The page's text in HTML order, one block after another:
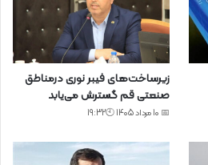
زیرساخت‌های فیبر نوری درمناطق
صنعتی قم گسترش می‌یابد
📅 10 مرداد 1405 🕙19:32